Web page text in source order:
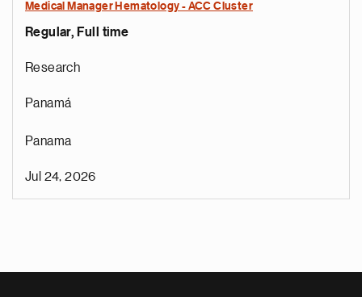
Medical Manager Hematology - ACC Cluster
Regular, Full time
Research
Panamá
Panama
Jul 24, 2026